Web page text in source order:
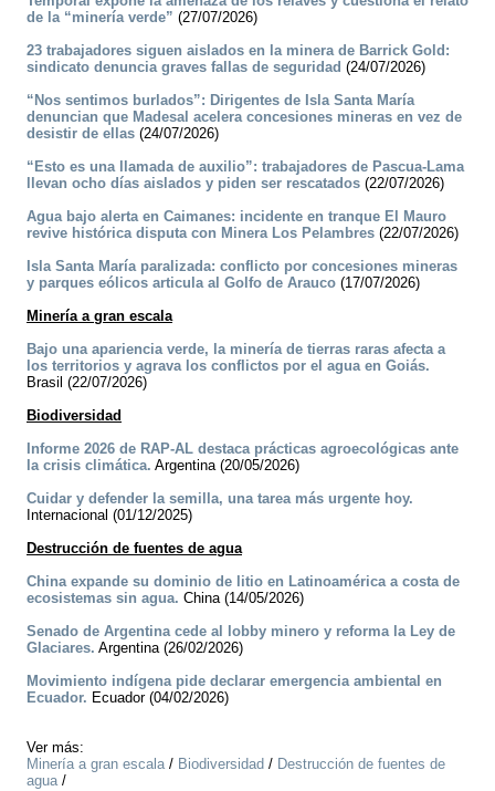
de la “minería verde” (27/07/2026)
23 trabajadores siguen aislados en la minera de Barrick Gold:
sindicato denuncia graves fallas de seguridad (24/07/2026)
“Nos sentimos burlados”: Dirigentes de Isla Santa María
denuncian que Madesal acelera concesiones mineras en vez de
desistir de ellas (24/07/2026)
“Esto es una llamada de auxilio”: trabajadores de Pascua-Lama
llevan ocho días aislados y piden ser rescatados (22/07/2026)
Agua bajo alerta en Caimanes: incidente en tranque El Mauro
revive histórica disputa con Minera Los Pelambres (22/07/2026)
Isla Santa María paralizada: conflicto por concesiones mineras
y parques eólicos articula al Golfo de Arauco (17/07/2026)
Minería a gran escala
Bajo una apariencia verde, la minería de tierras raras afecta a
los territorios y agrava los conflictos por el agua en Goiás.
Brasil (22/07/2026)
Biodiversidad
Informe 2026 de RAP-AL destaca prácticas agroecológicas ante
la crisis climática. Argentina (20/05/2026)
Cuidar y defender la semilla, una tarea más urgente hoy.
Internacional (01/12/2025)
Destrucción de fuentes de agua
China expande su dominio de litio en Latinoamérica a costa de
ecosistemas sin agua. China (14/05/2026)
Senado de Argentina cede al lobby minero y reforma la Ley de
Glaciares. Argentina (26/02/2026)
Movimiento indígena pide declarar emergencia ambiental en
Ecuador. Ecuador (04/02/2026)
Ver más:
Minería a gran escala/ Biodiversidad / Destrucción de fuentes de
agua/